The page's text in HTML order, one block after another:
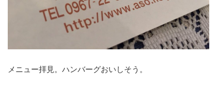
メニュー拝見。ハンバーグおいしそう。